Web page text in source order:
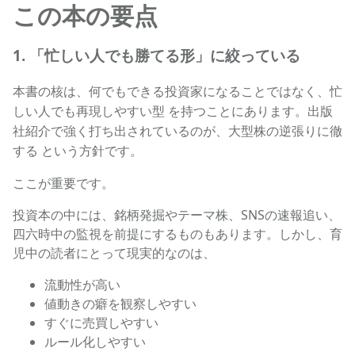
この本の要点
1. 「忙しい人でも勝てる形」に絞っている
本書の核は、何でもできる投資家になることではなく、忙
しい人でも再現しやすい型 を持つことにあります。出版
社紹介で強く打ち出されているのが、
大型株の逆張りに徹
する という方針です。
ここが重要です。
投資本の中には、銘柄発掘やテーマ株、SNSの速報追い、
四六時中の監視を前提にするものもあります。しかし、育
児中の読者にとって現実的なのは、
流動性が高い
値動きの癖を観察しやすい
すぐに売買しやすい
ルール化しやすい